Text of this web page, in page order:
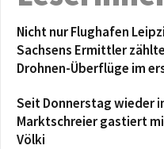
Nicht nur Flughafen
Sachsens Ermittler
Drohnen-Überflüge im
Seit Donnerstag wieder
Marktschreier gastiert
Völki